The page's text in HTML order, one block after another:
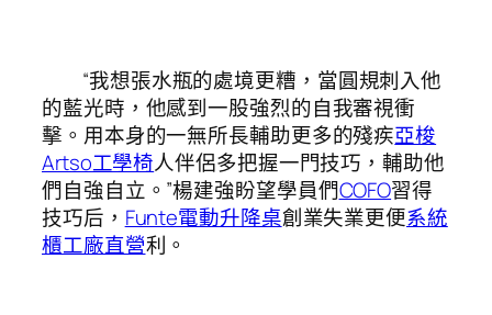
“我想張水瓶的處境更糟，當圓規刺入他
的藍光時，他感到一股強烈的自我審視衝
擊。用本身的一無所長輔助更多的殘疾亞梭
Artso工學椅人伴侶多把握一門技巧，輔助他
們自強自立。”楊建強盼望學員們COFO習得
技巧后， Funte電動升降桌創業失業更便系統
櫃工廠直營利。